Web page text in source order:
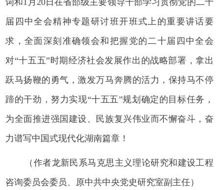
届四中全会精神专题研讨班开班式上的重要讲话要
求，全面深刻准确领会和把握党的二十届四中全会
对“十五五”时期经济社会发展作出的战略部署，拿出
跃马扬鞭的勇气，激发万马奔腾的活力，保持马不停
蹄的干劲，努力实现“十五五”规划确定的目标任务，
为全面推进强国建设、民族复兴伟业而不懈奋斗，奋
力谱写中国式现代化湖南篇章！
（作者龙新民系马克思主义理论研究和建设工程
咨询委员会委员、原中共中央党史研究室副主任）